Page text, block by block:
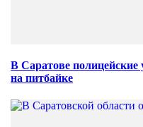
В Саратове полицейские
на питбайке